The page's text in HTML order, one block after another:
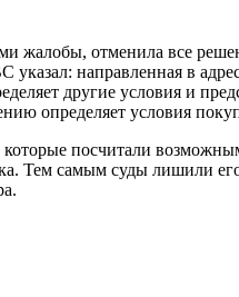
жалобы, отменила все
указал: направленная в
другие условия и
определяет условия
посчитали
Тем самым суды лишили